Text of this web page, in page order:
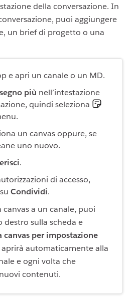
della conversazione. In
puoi aggiungere
un brief di progetto o una
e apri un canale o un MD.
segno più nell’intestazione
quindi seleziona
un canvas oppure, se
uno nuovo.
.
di accesso,
Condividi.
a un canale, puoi
destro sulla scheda e
canvas per impostazione
aprirà automaticamente alla
e ogni volta che
contenuti.